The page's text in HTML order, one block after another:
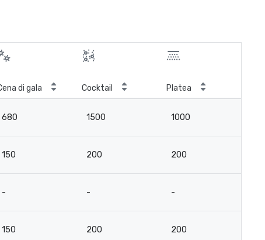
di gala Cocktail Platea
680 1500 1000
150 200 200
- - -
150 200 200